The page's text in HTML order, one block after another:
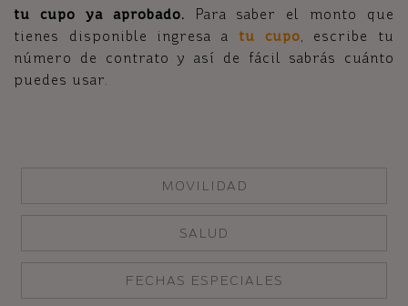
tu cupo ya aprobado. Para saber el monto que
tienes disponible ingresa a tu cupo , escribe tu
número de contrato y así de fácil sabrás cuánto
puedes usar.
MOVILIDAD
SALUD
FECHAS ESPECIALES